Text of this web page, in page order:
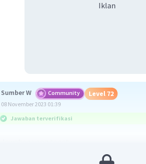
Iklan
Sumber W Community Level 72
08 November 2023 01:39
Jawaban terverifikasi